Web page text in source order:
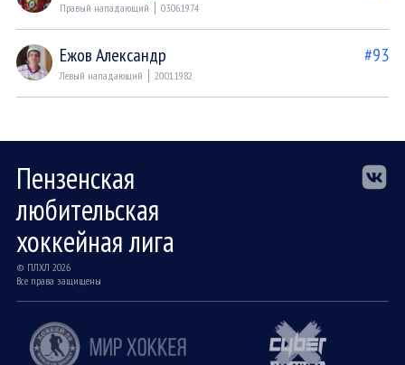
Правый нападающий 03.06.1974
Ежов Александр #93
Левый нападающий 20.01.1982
Пензенская
любительская
хоккейная лига
© ПЛХЛ 2026
Все права защищены